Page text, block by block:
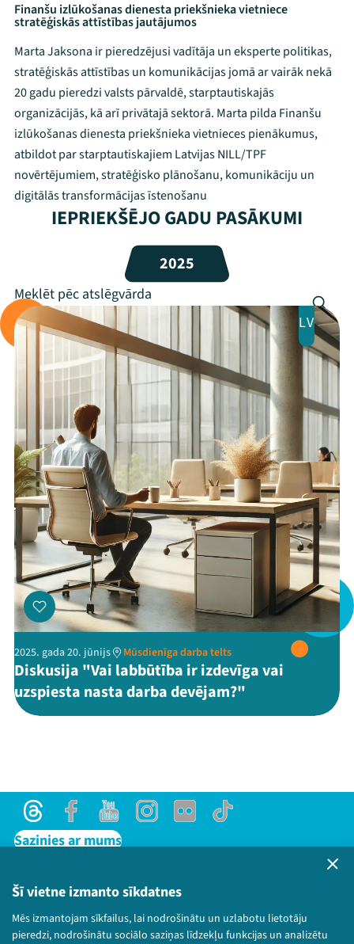
Šī vietne izmanto sīkdatnes
Mēs izmantojam sīkfailus, lai nodrošinātu un uzlabotu lietotāju
pieredzi, nodrošinātu sociālo saziņas līdzekļu funkcijas un analizētu
Mana programma
Festivāls
Programma
Viņi bija LAMPĀ 2026
Jaunumi
Ziedo
Veikals
Kontakti
ThreadsFacebookYoutube
X Instagram
Flick TikTok
Finanšu izlūkošanas dienesta priekšnieka vietniece
stratēģiskās attīstības jautājumos
Marta Jaksona ir pieredzējusi vadītāja un eksperte politikas,
stratēģiskās attīstības un komunikācijas jomā ar vairāk nekā
20 gadu pieredzi valsts pārvaldē, starptautiskajās
organizācijās, kā arī privātajā sektorā. Marta pilda Finanšu
izlūkošanas dienesta priekšnieka vietnieces pienākumus,
atbildot par starptautiskajiem Latvijas NILL/TPF
novērtējumiem, stratēģisko plānošanu, komunikāciju un
digitālās transformācijas īstenošanu
IEPRIEKŠĒJO GADU PASĀKUMI
2025
LV
2025. gada 20. jūnijs Mūsdienīga darba telts
Diskusija "Vai labbūtība ir izdevīga vai
uzspiesta nasta darba devējam?"
ThreadsFacebookYoutubeInstagram
Flick TikTok
Sazinies ar mums
Lietošanas noteikumi un sīkdatņu politika
Bērnu aizsardzības politika
© 2026 Sarunu festivāls LAMPA Visas tiesības